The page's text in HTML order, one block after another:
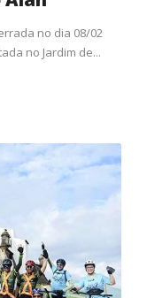
no dia 08/02
no Jardim de...